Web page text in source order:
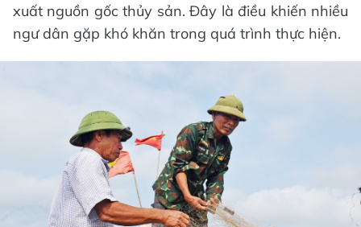
xuất nguồn gốc thủy sản. Đây là điều khiến nhiều
ngư dân gặp khó khăn trong quá trình thực hiện.